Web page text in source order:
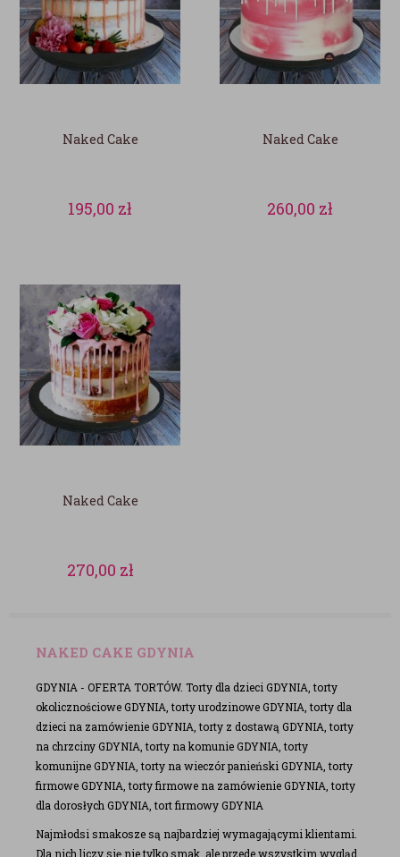
Naked Cake
195,00 zł
Naked Cake
260,00 zł
Naked Cake
270,00 zł
NAKED CAKE GDYNIA
GDYNIA - OFERTA TORTÓW. Torty dla dzieci GDYNIA, torty
okolicznościowe GDYNIA, torty urodzinowe GDYNIA, torty dla
dzieci na zamówienie GDYNIA, torty z dostawą GDYNIA, torty
na chrzciny GDYNIA, torty na komunie GDYNIA, torty
komunijne GDYNIA, torty na wieczór panieński GDYNIA, torty
firmowe GDYNIA, torty firmowe na zamówienie GDYNIA, torty
dla dorosłych GDYNIA, tort firmowy GDYNIA
Najmłodsi smakosze są najbardziej wymagającymi klientami.
Dla nich liczy się nie tylko smak, ale przede wszystkim wygląd